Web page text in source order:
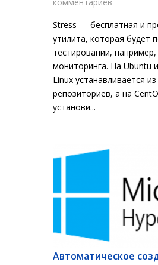
Stress — бесплатная и
утилита, которая будет
тестировании,
мониторинга. На Ubuntu
Linux устанавливается из
репозиториев, а на
установи...
Автоматическое